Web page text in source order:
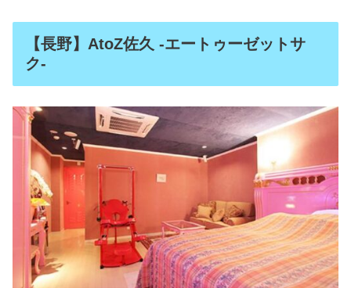
【長野】AtoZ佐久 -エートゥーゼットサ
ク-